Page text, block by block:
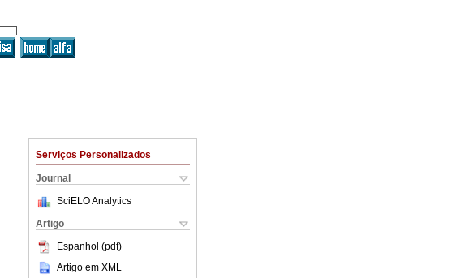
Serviços Personalizados
Journal
SciELO Analytics
Artigo
Espanhol (pdf)
Artigo em XML